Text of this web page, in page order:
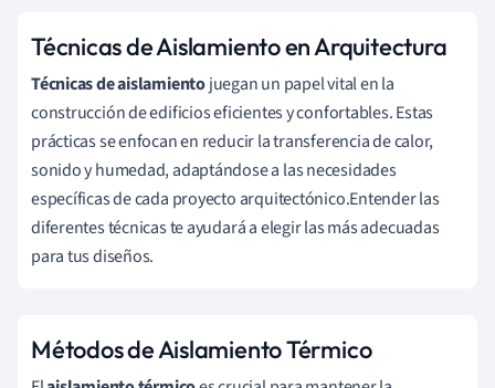
Técnicas de Aislamiento en Arquitectura
Técnicas de aislamientojuegan un papel vital en la
construcción de edificios eficientes y confortables. Estas
prácticas se enfocan en reducir la transferencia de calor,
sonido y humedad, adaptándose a las necesidades
específicas de cada proyecto arquitectónico.Entender las
diferentes técnicas te ayudará a elegir las más adecuadas
para tus diseños.
Métodos de Aislamiento Térmico